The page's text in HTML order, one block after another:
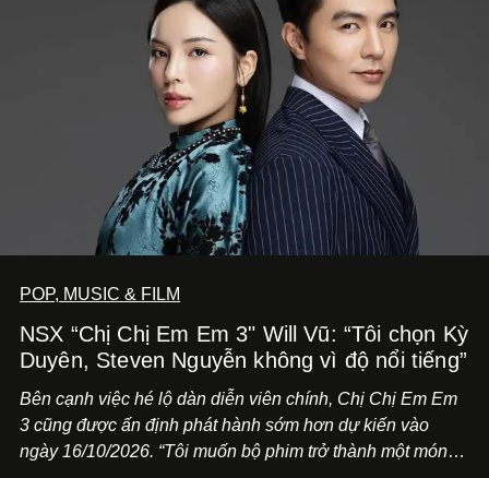
POP, MUSIC & FILM
NSX “Chị Chị Em Em 3" Will Vũ: “Tôi chọn Kỳ
Duyên, Steven Nguyễn không vì độ nổi tiếng”
Bên cạnh việc hé lộ dàn diễn viên chính, Chị Chị Em Em
3 cũng được ấn định phát hành sớm hơn dự kiến vào
ngày 16/10/2026. “Tôi muốn bộ phim trở thành một món